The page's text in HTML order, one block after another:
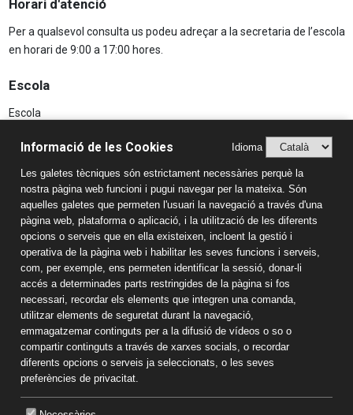
Horari d'atenció
Per a qualsevol consulta us podeu adreçar a la secretaria de l’escola
en horari de 9:00 a 17:00 hores.
Escola
Escola
AFA
Aspectes Legals
Avís Legal
Política de Privacitat
Sistema Intern d’Informació (SIIF)
Estudis
Llar d'Infants
Educació infantil
Educació primària
Informació de contacte
Col·legi Sant Rafael
Raval Sant Rafael, 1743470 La Selva del Camp Tarragona
Informació de les Cookies Idioma
Les galetes tècniques són estrictament necessàries perquè la
nostra pàgina web funcioni i pugui navegar per la mateixa. Són
aquelles galetes que permeten l'usuari la navegació a través d'una
pàgina web, plataforma o aplicació, i la utilització de les diferents
opcions o serveis que en ella existeixen, incloent la gestió i
operativa de la pàgina web i habilitar les seves funcions i serveis,
com, per exemple, ens permeten identificar la sessió, donar-li
accés a determinades parts restringides de la pàgina si fos
necessari, recordar els elements que integren una comanda,
utilitzar elements de seguretat durant la navegació,
emmagatzemar continguts per a la difusió de vídeos o so o
compartir continguts a través de xarxes socials, o recordar
diferents opcions o serveis ja seleccionats, o les seves
preferències de privacitat.